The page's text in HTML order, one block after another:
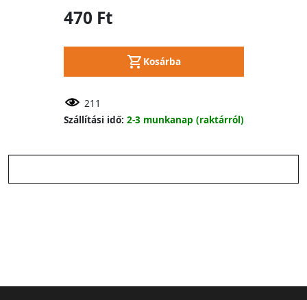
470 Ft
Kosárba
211
Szállítási idő: 2-3 munkanap (raktárról)